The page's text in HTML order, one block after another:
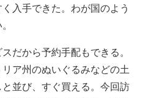
入手できた。わが国のよう
だから予約手配もできる。
ア州のぬいぐるみなどの土
並び、すぐ買える。今回訪